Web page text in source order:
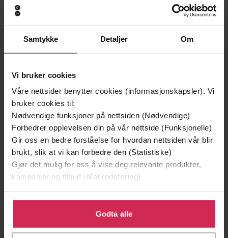
Samtykke Detaljer Om
Vi bruker cookies
Våre nettsider benytter cookies (informasjonskapsler). Vi
bruker cookies til:
Nødvendige funksjoner på nettsiden (Nødvendige)
Forbedrer opplevelsen din på vår nettside (Funksjonelle)
Gir oss en bedre forståelse for hvordan nettsiden vår blir
brukt, slik at vi kan forbedre den (Statistiske)
Gjør det mulig for oss å vise deg relevante produkter,
kampanjer og tilbud (Markedsføring)
Klikk på «Godta alle» for å gi oss ditt samtykke til å
bruke cookies for alle disse formålene. Du kan også
tilpasse ditt samtykke til spesifikke formål ved å klikke
Godta alle
Andre har også kjøpt
Minnesota
Utskudd